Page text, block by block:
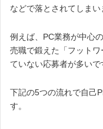
などで落とされてしまい
例えば、PC業務が中心
売職で鍛えた「フット
ていない応募者が多いで
下記の5つの流れで自己
す。